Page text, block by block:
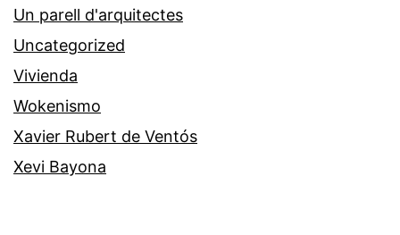
Un parell d'arquitectes
Uncategorized
Vivienda
Wokenismo
Xavier Rubert de Ventós
Xevi Bayona